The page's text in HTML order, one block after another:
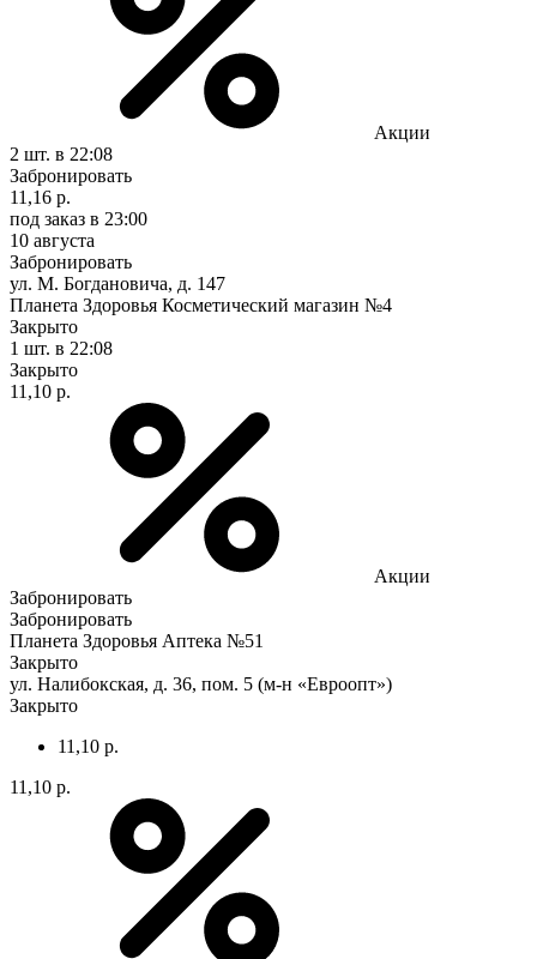
Акции
2 шт. в 22:08
Забронировать
11,16 р.
под заказ в 23:00
10 августа
Забронировать
ул. М. Богдановича, д. 147
Планета Здоровья Косметический магазин №4
Закрыто
1 шт. в 22:08
Закрыто
11,10 р.
Акции
Забронировать
Забронировать
Планета Здоровья Аптека №51
Закрыто
ул. Налибокская, д. 36, пом. 5 (м-н «Евроопт»)
Закрыто
11,10 р.
11,10 р.